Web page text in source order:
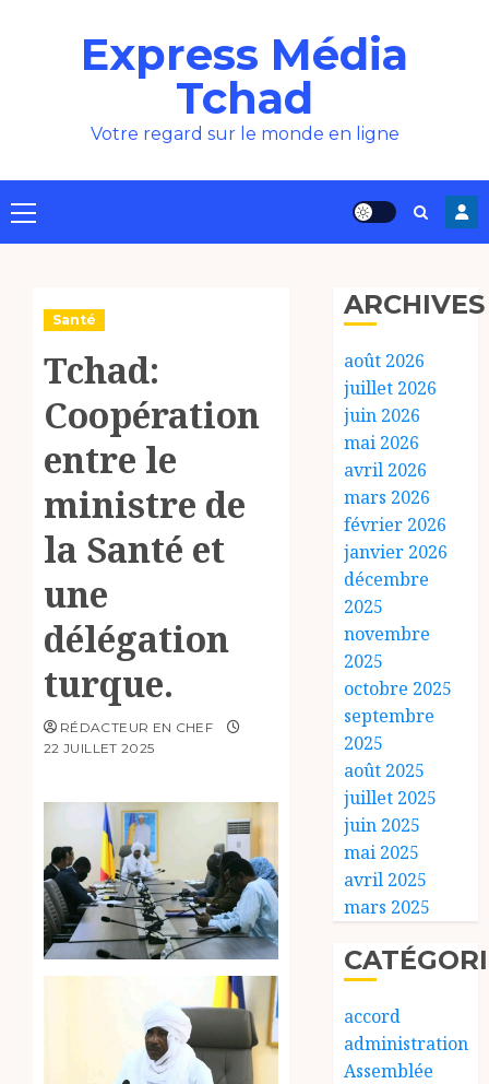
Express Média
Tchad
Votre regard sur le monde en ligne
Menu
principal
Santé
Tchad:
Coopération
entre le
ministre de
la Santé et
une
délégation
turque.
RÉDACTEUR EN CHEF
22 JUILLET 2025
ARCHIVES
août 2026
juillet 2026
juin 2026
mai 2026
avril 2026
mars 2026
février 2026
janvier 2026
décembre
2025
novembre
2025
octobre 2025
septembre
2025
août 2025
juillet 2025
juin 2025
mai 2025
avril 2025
mars 2025
accord
administration
Assemblée